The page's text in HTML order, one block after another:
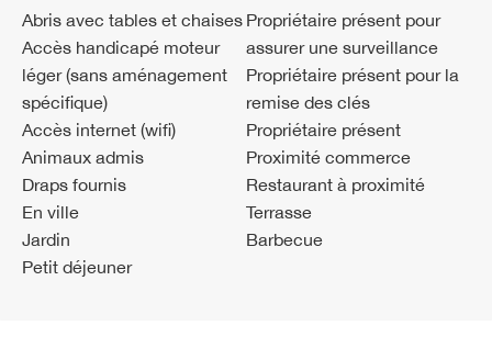
Abris avec tables et chaises
Accès handicapé moteur
léger (sans aménagement
spécifique)
Accès internet (wifi)
Animaux admis
Draps fournis
En ville
Jardin
Petit déjeuner
Propriétaire présent pour
assurer une surveillance
Propriétaire présent pour la
remise des clés
Propriétaire présent
Proximité commerce
Restaurant à proximité
Terrasse
Barbecue